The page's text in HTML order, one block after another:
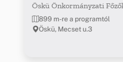
Öskü Önkormányzati
899 m-re a programtól
Öskü, Mecset u.3